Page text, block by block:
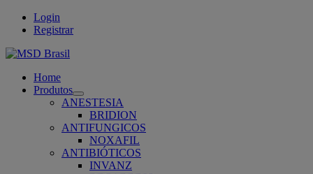
Login
Registrar
Home
Produtos
Open
submenu
ANESTESIA
BRIDION
ANTIFUNGICOS
NOXAFIL
ANTIBIÓTICOS
INVANZ